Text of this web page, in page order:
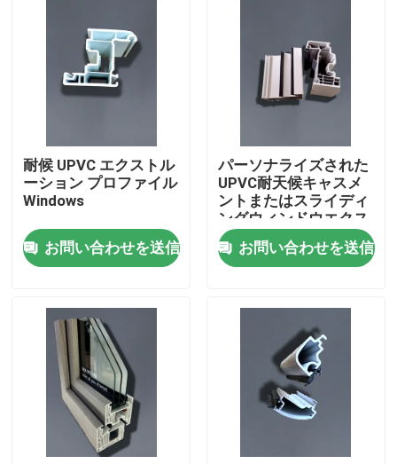
工場旅行
品質管理
引用を要求しなさい
UPVCのドアのプロフィール
UPVCの窓のプロフィール
耐候 UPVC エクストル
ーション プロファイル
Windows
お問い合わせを送信
パーソナライズされた
UPVC耐天候キャスメ
ントまたはスライディ
ングウィンドウエクス
トルーションプロファ
イルお問い合わせを送信